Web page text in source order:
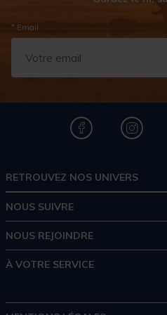
* Email
RETROUVEZ NOS UNIVERS
NOUS SUIVRE
NOUS REJOINDRE
À VOTRE SERVICE